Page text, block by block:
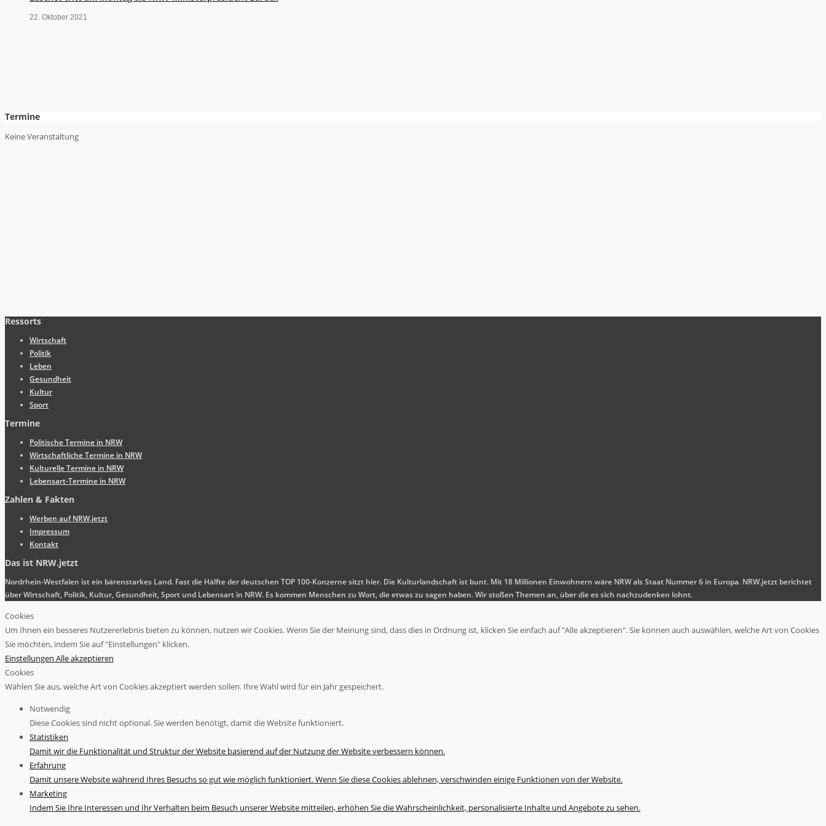
22. Oktober 2021
Termine
Keine Veranstaltung
Ressorts
Wirtschaft
Politik
Leben
Gesundheit
Kultur
Sport
Termine
Politische Termine in NRW
Wirtschaftliche Termine in NRW
Kulturelle Termine in NRW
Lebensart-Termine in NRW
Zahlen & Fakten
Werben auf NRW.jetzt
Impressum
Kontakt
Das ist NRW.jetzt
Nordrhein-Westfalen ist ein bärenstarkes Land. Fast die Hälfte der deutschen TOP 100-Konzerne sitzt hier. Die Kulturlandschaft ist bunt. Mit 18 Millionen Einwohnern wäre NRW als Staat Nummer 6 in Europa. NRW.jetzt berichtet
über Wirtschaft, Politik, Kultur, Gesundheit, Sport und Lebensart in NRW. Es kommen Menschen zu Wort, die etwas zu sagen haben. Wir stoßen Themen an, über die es sich nachzudenken lohnt.
Cookies
Um Ihnen ein besseres Nutzererlebnis bieten zu können, nutzen wir Cookies. Wenn Sie der Meinung sind, dass dies in Ordnung ist, klicken Sie einfach auf "Alle akzeptieren". Sie können auch auswählen, welche Art von Cookies
Sie möchten, indem Sie auf "Einstellungen" klicken.
Einstellungen Alle akzeptieren
Cookies
Wählen Sie aus, welche Art von Cookies akzeptiert werden sollen. Ihre Wahl wird für ein Jahr gespeichert.
Notwendig
Diese Cookies sind nicht optional. Sie werden benötigt, damit die Website funktioniert.
Statistiken
Damit wir die Funktionalität und Struktur der Website basierend auf der Nutzung der Website verbessern können.
Erfahrung
Damit unsere Website während Ihres Besuchs so gut wie möglich funktioniert. Wenn Sie diese Cookies ablehnen, verschwinden einige Funktionen von der Website.
Marketing
Indem Sie Ihre Interessen und Ihr Verhalten beim Besuch unserer Website mitteilen, erhöhen Sie die Wahrscheinlichkeit, personalisierte Inhalte und Angebote zu sehen.